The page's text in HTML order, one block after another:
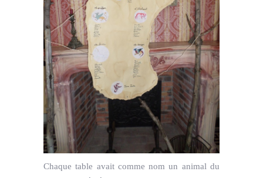
Chaque table avait comme nom un animal du